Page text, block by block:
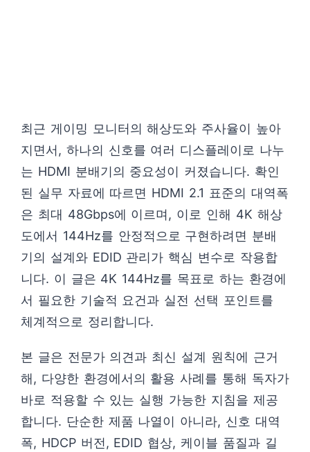
최근 게이밍 모니터의 해상도와 주사율이 높아
지면서, 하나의 신호를 여러 디스플레이로 나누
는 HDMI 분배기의 중요성이 커졌습니다. 확인
된 실무 자료에 따르면 HDMI 2.1 표준의 대역폭
은 최대 48Gbps에 이르며, 이로 인해 4K 해상
도에서 144Hz를 안정적으로 구현하려면 분배
기의 설계와 EDID 관리가 핵심 변수로 작용합
니다. 이 글은 4K 144Hz를 목표로 하는 환경에
서 필요한 기술적 요건과 실전 선택 포인트를
체계적으로 정리합니다.
본 글은 전문가 의견과 최신 설계 원칙에 근거
해, 다양한 환경에서의 활용 사례를 통해 독자가
바로 적용할 수 있는 실행 가능한 지침을 제공
합니다. 단순한 제품 나열이 아니라, 신호 대역
폭, HDCP 버전, EDID 협상, 케이블 품질과 길